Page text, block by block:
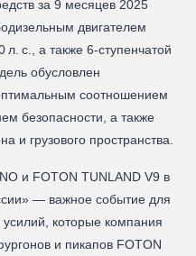
за 9 месяцев 2025
двигателем
с., а также 6-ступенчатой
обусловлен
соотношением
безопасности, а также
и грузового пространства.
и FOTON TUNLAND V9 в
— важное событие для
которые компания
и пикапов FOTON